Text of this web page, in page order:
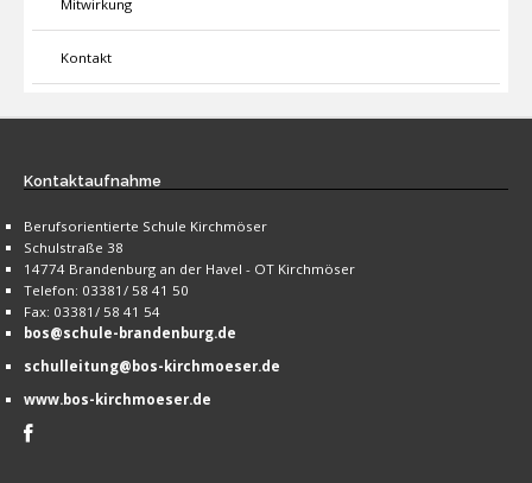
Mitwirkung
Kontakt
Kontaktaufnahme
Berufsorientierte Schule Kirchmöser
Schulstraße 38
14774 Brandenburg an der Havel - OT Kirchmöser
Telefon: 03381/ 58 41 50
Fax: 03381/ 58 41 54
bos@schule-brandenburg.de
schulleitung@bos-kirchmoeser.de
www.bos-kirchmoeser.de